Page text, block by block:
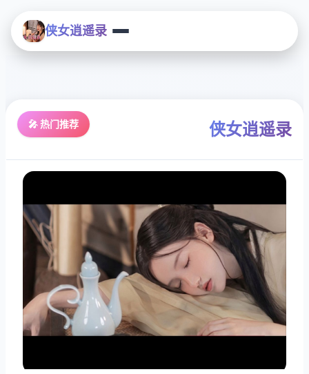
侠女逍遥录
🎤 热门推荐 侠女逍遥录